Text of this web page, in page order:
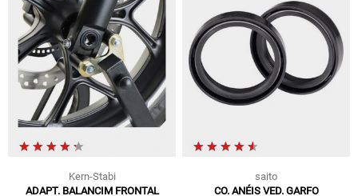
Kern-Stabi
ADAPT. BALANCIM FRONTAL
saito
CO. ANÉIS VED. GARFO